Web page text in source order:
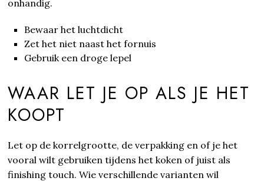
onhandig.
Bewaar het luchtdicht
Zet het niet naast het fornuis
Gebruik een droge lepel
WAAR LET JE OP ALS JE HET
KOOPT
Let op de korrelgrootte, de verpakking en of je het
vooral wilt gebruiken tijdens het koken of juist als
finishing touch. Wie verschillende varianten wil